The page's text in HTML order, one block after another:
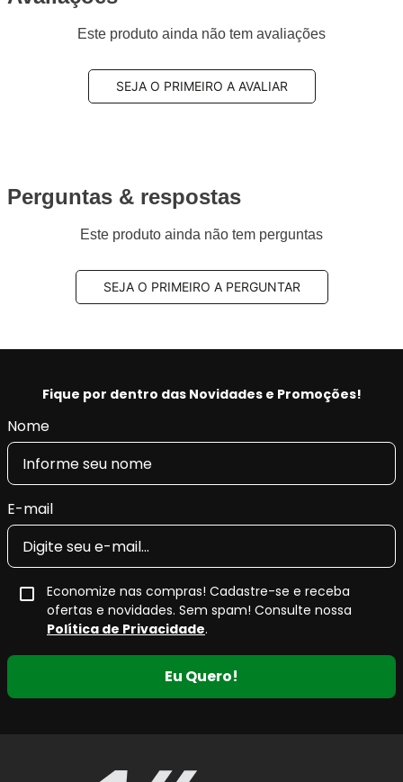
Este produto ainda não tem avaliações
SEJA O PRIMEIRO A AVALIAR
Perguntas & respostas
Este produto ainda não tem perguntas
SEJA O PRIMEIRO A PERGUNTAR
Fique por dentro das Novidades e Promoções!
Nome
E-mail
Economize nas compras! Cadastre-se e receba
ofertas e novidades. Sem spam! Consulte nossa
Política de Privacidade.
Eu Quero!